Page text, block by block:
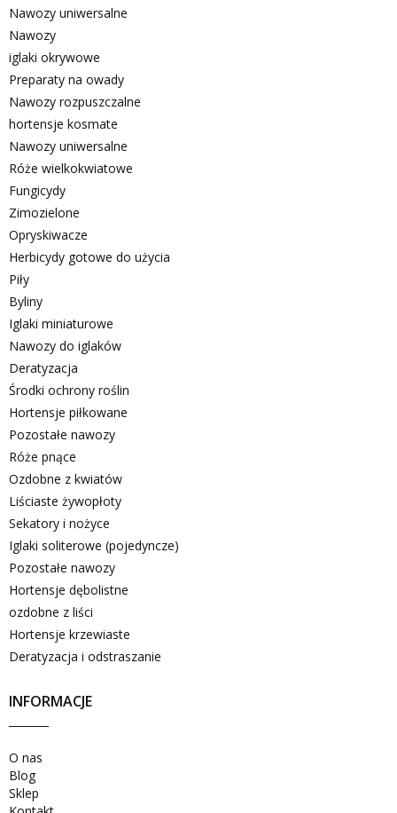
Nawozy uniwersalne
Nawozy
iglaki okrywowe
Preparaty na owady
Nawozy rozpuszczalne
hortensje kosmate
Nawozy uniwersalne
Róże wielkokwiatowe
Fungicydy
Zimozielone
Opryskiwacze
Herbicydy gotowe do użycia
Piły
Byliny
Iglaki miniaturowe
Nawozy do iglaków
Deratyzacja
Środki ochrony roślin
Hortensje piłkowane
Pozostałe nawozy
Róże pnące
Ozdobne z kwiatów
Liściaste żywopłoty
Sekatory i nożyce
Iglaki soliterowe (pojedyncze)
Pozostałe nawozy
Hortensje dębolistne
ozdobne z liści
Hortensje krzewiaste
Deratyzacja i odstraszanie
INFORMACJE
O nas
Blog
Sklep